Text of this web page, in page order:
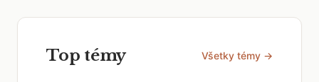
Top témy Všetky témy →